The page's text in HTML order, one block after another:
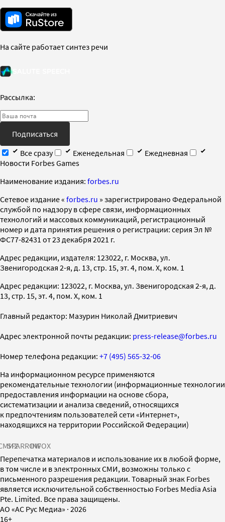
На сайте работает синтез речи
Рассылка:
Подписаться
Все сразу
Еженедельная
Ежедневная
Новости Forbes Games
Наименование издания: forbes.ru
Cетевое издание « forbes.ru » зарегистрировано Федеральной
службой по надзору в сфере связи, информационных
технологий и массовых коммуникаций, регистрационный
номер и дата принятия решения о регистрации: серия Эл №
ФС77-82431 от 23 декабря 2021 г.
Адрес редакции, издателя: 123022, г. Москва, ул.
Звенигородская 2-я, д. 13, стр. 15, эт. 4, пом. X, ком. 1
Адрес редакции: 123022, г. Москва, ул. Звенигородская 2-я, д.
13, стр. 15, эт. 4, пом. X, ком. 1
Главный редактор: Мазурин Николай Дмитриевич
Адрес электронной почты редакции: press-release@forbes.ru
Номер телефона редакции: +7 (495) 565-32-06
На информационном ресурсе применяются
рекомендательные технологии (информационные технологии
предоставления информации на основе сбора,
систематизации и анализа сведений, относящихся
к предпочтениям пользователей сети «Интернет»,
находящихся на территории Российской Федерации)
SPARROWINFOX
Перепечатка материалов и использование их в любой форме,
в том числе и в электронных СМИ, возможны только с
письменного разрешения редакции. Товарный знак Forbes
является исключительной собственностью Forbes Media Asia
Pte. Limited. Все права защищены.
AO «АС Рус Медиа» · 2026
16+